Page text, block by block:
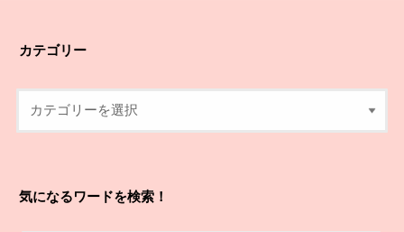
カテゴリー
気になるワードを検索！